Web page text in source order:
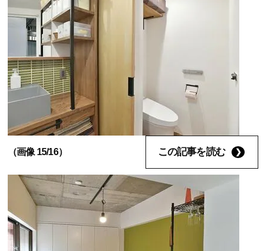
（画像 15/16） この記事を読む